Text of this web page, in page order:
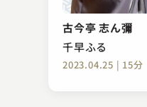
古今亭 志ん彌
千早ふる
2023.04.25 | 15分
三遊亭 歌奴
ねずみ
2023.06.23 | 27分